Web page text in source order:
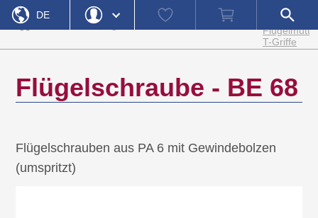
DE
Login Passwort vergessen
Benutzername
Passwort
Registrieren Einloggen
Watch
Warenkorb
Shop-
Suche
öffnen
Startseite
Produktkategorien Bedienelemente
T-Griffe
Flügelschraube - BE 68
Flügelschrauben aus PA 6 mit Gewindebolzen
(umspritzt)